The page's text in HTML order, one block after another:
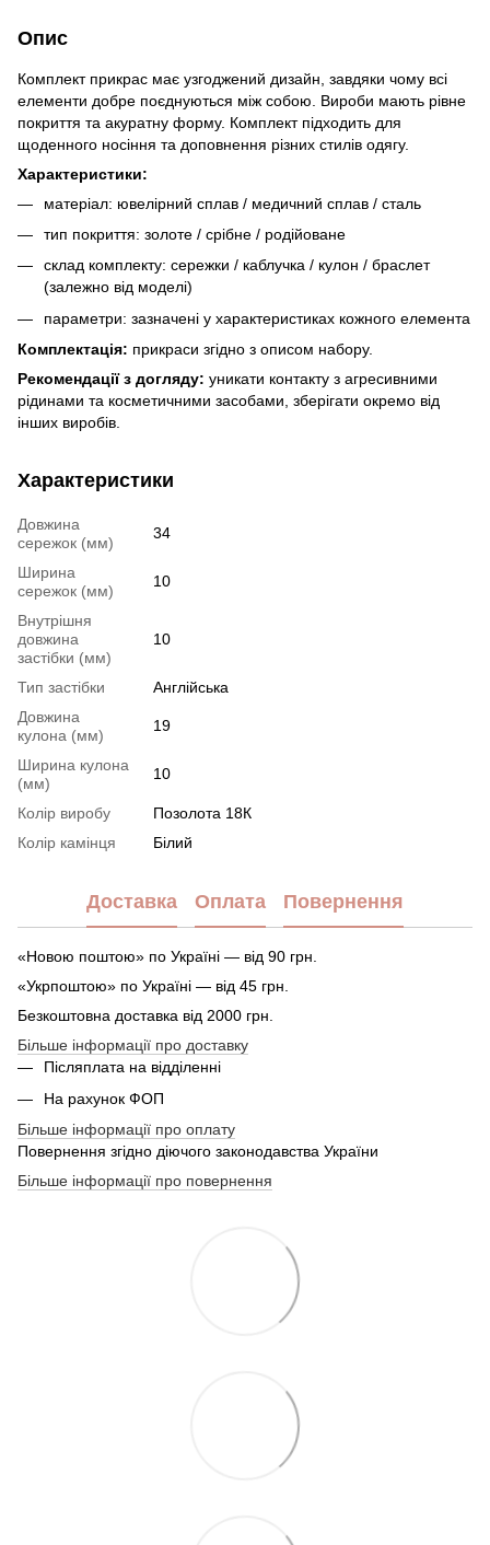
Опис
Комплект прикрас має узгоджений дизайн, завдяки чому всі
елементи добре поєднуються між собою. Вироби мають рівне
покриття та акуратну форму. Комплект підходить для
щоденного носіння та доповнення різних стилів одягу.
Характеристики:
матеріал: ювелірний сплав / медичний сплав / сталь
тип покриття: золоте / срібне / родійоване
склад комплекту: сережки / каблучка / кулон / браслет
(залежно від моделі)
параметри: зазначені у характеристиках кожного елемента
Комплектація: прикраси згідно з описом набору.
Рекомендації з догляду: уникати контакту з агресивними
рідинами та косметичними засобами, зберігати окремо від
інших виробів.
Характеристики
Довжина
сережок (мм)
34
Ширина
сережок (мм)
10
Внутрішня
довжина
застібки (мм)
10
Тип застібки
Англійська
Довжина
кулона (мм)
19
Ширина кулона
(мм)
10
Колір виробу
Позолота 18К
Колір камінця
Білий
Доставка Оплата Повернення
«Новою поштою» по Україні — від 90 грн.
«Укрпоштою» по Україні — від 45 грн.
Безкоштовна доставка від 2000 грн.
Більше інформації про доставку
Післяплата на відділенні
На рахунок ФОП
Більше інформації про оплату
Повернення згідно діючого законодавства України
Більше інформації про повернення